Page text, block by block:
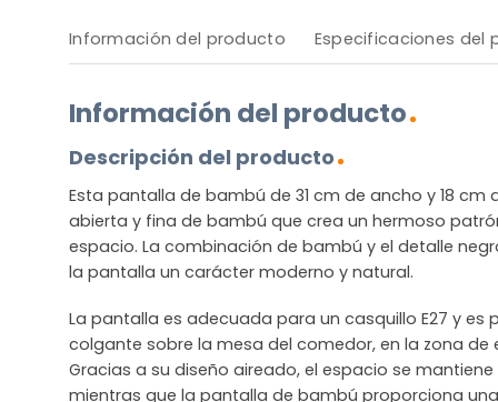
Información del producto Especificaciones del
Información del producto
Descripción del producto
Esta pantalla de bambú de 31 cm de ancho y 18
abierta y fina de bambú que crea un hermoso
espacio. La combinación de bambú y el detalle
la pantalla un carácter moderno y natural.
La pantalla es adecuada para un casquillo E27 y
colgante sobre la mesa del comedor, en la zona de
Gracias a su diseño aireado, el espacio se
mientras que la pantalla de bambú proporciona